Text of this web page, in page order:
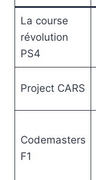
La course
révolution
PS4
Project CARS
Codemasters
F1